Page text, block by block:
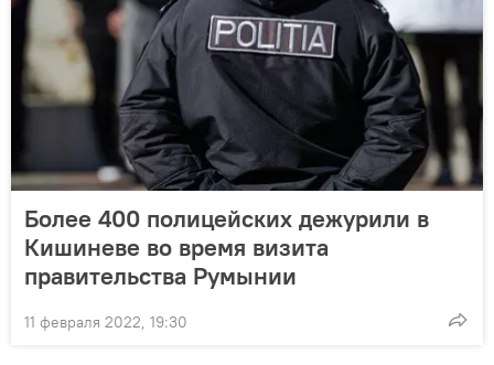
Более 400 полицейских дежурили в
Кишиневе во время визита
правительства Румынии
11 февраля 2022, 19:30